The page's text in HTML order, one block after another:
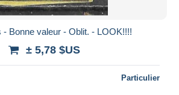
- Bonne valeur - Oblit. - LOOK!!!!
± 5,78 $US
Particulier